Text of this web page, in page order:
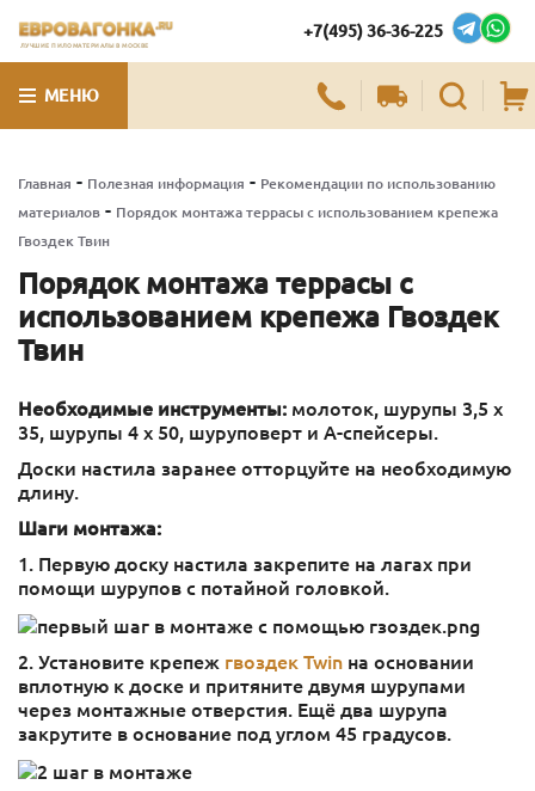
ЛУЧШИЕ ПИЛОМАТЕРИАЛЫ В МОСКВЕ
+7(495) 36-36-225
МЕНЮ
Главная - Полезная информация - Рекомендации по использованию
материалов - Порядок монтажа террасы с использованием крепежа
Гвоздек Твин
Порядок монтажа террасы с
использованием крепежа Гвоздек
Твин
Необходимые инструменты: молоток, шурупы 3,5 х
35, шурупы 4 х 50, шуруповерт и А-спейсеры.
Доски настила заранее отторцуйте на необходимую
длину.
Шаги монтажа:
1. Первую доску настила закрепите на лагах при
помощи шурупов с потайной головкой.
2. Установите крепеж гвоздек Twin на основании
вплотную к доске и притяните двумя шурупами
через монтажные отверстия. Ещё два шурупа
закрутите в основание под углом 45 градусов.